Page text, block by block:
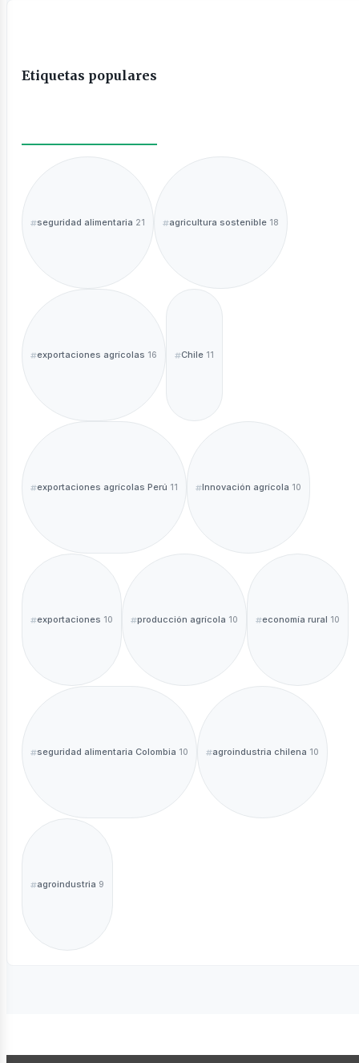
Etiquetas populares
seguridad alimentaria 21 agricultura sostenible 18
exportaciones agrícolas 16 Chile 11
exportaciones agrícolas Perú 11 Innovación agrícola 10
exportaciones 10 producción agrícola 10 economía rural 10
seguridad alimentaria Colombia 10 agroindustria chilena 10
agroindustria 9